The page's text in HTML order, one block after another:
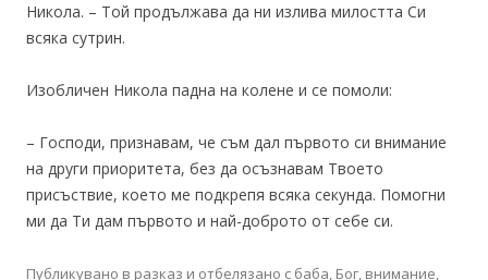
Никола. – Той продължава да ни излива милостта Си
всяка сутрин.
Изобличен Никола падна на колене и се помоли:
– Господи, признавам, че съм дал първото си внимание
на други приоритета, без да осъзнавам Твоето
присъствие, което ме подкрепя всяка секунда. Помогни
ми да Ти дам първото и най-доброто от себе си.
Публикувано в разказ и отбелязано с баба, Бог, внимание,